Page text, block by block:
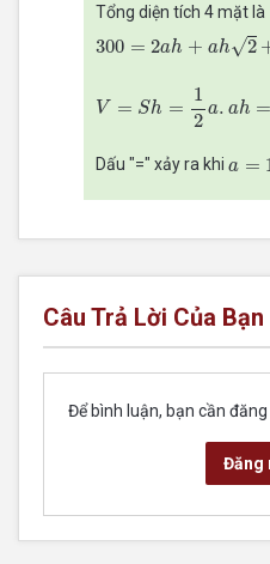
Tổng diện tích 4 mặt là
300 = 2ah + ah√2
300= 2ah +ah 2 +12a2
V = Sh =
1
2 a. ah =
Dấu "=" xảy ra khi a =
Câu Trả Lời Của Bạn
Để bình luận, bạn cần
Đăng